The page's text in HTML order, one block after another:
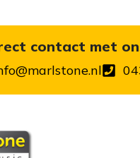
contact met